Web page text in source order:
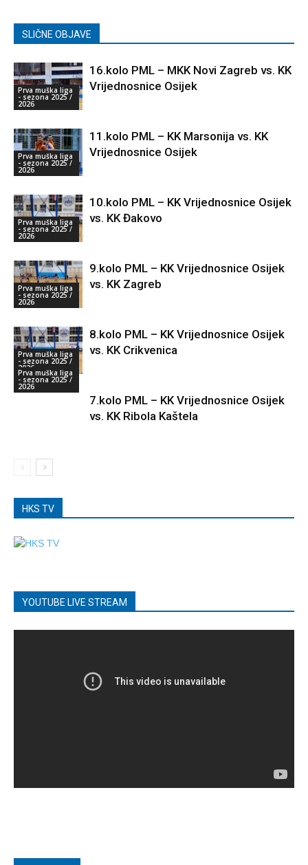
SLIČNE OBJAVE
Prva muška liga
- sezona 2025 /
2026
16.kolo PML – MKK Novi Zagreb vs. KK
Vrijednosnice Osijek
Prva muška liga
- sezona 2025 /
2026
11.kolo PML – KK Marsonija vs. KK
Vrijednosnice Osijek
Prva muška liga
- sezona 2025 /
2026
10.kolo PML – KK Vrijednosnice Osijek
vs. KK Đakovo
Prva muška liga
- sezona 2025 /
2026
9.kolo PML – KK Vrijednosnice Osijek
vs. KK Zagreb
Prva muška liga
- sezona 2025 /
2026
8.kolo PML – KK Vrijednosnice Osijek
vs. KK Crikvenica
Prva muška liga
- sezona 2025 /
2026
7.kolo PML – KK Vrijednosnice Osijek
vs. KK Ribola Kaštela
HKS TV
YOUTUBE LIVE STREAM